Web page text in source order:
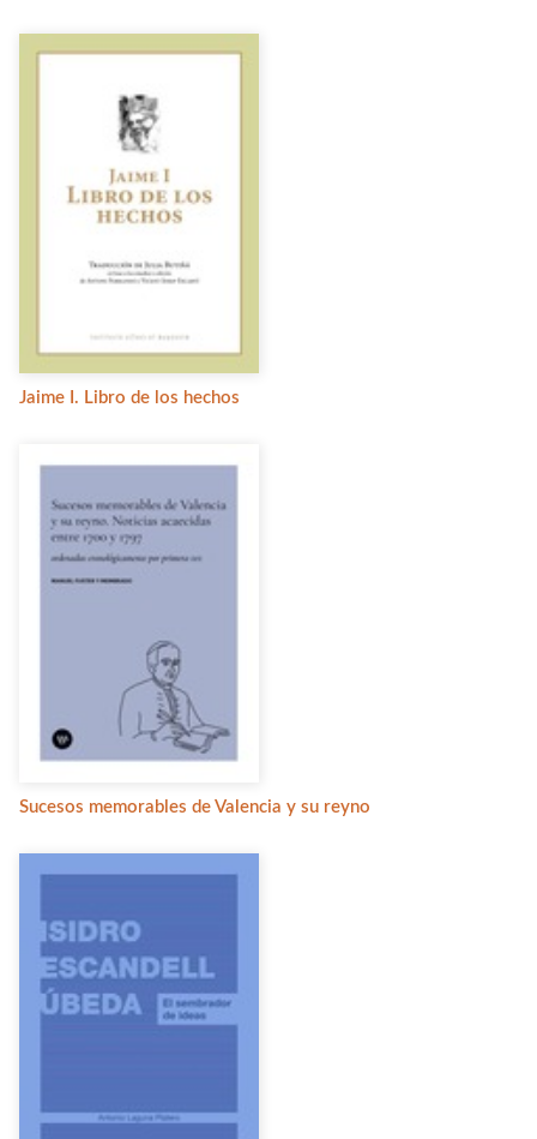
Jaime I. Libro de los hechos
Sucesos memorables de Valencia y su reyno